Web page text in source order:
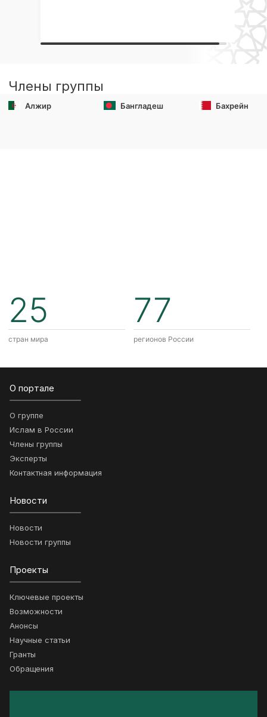
Члены группы
Алжир Бангладеш Бахрейн
25
стран мира
77
регионов России
О портале
О группе
Ислам в России
Члены группы
Эксперты
Контактная информация
Новости
Новости
Новости группы
Проекты
Ключевые проекты
Возможности
Анонсы
Научные статьи
Гранты
Обращения